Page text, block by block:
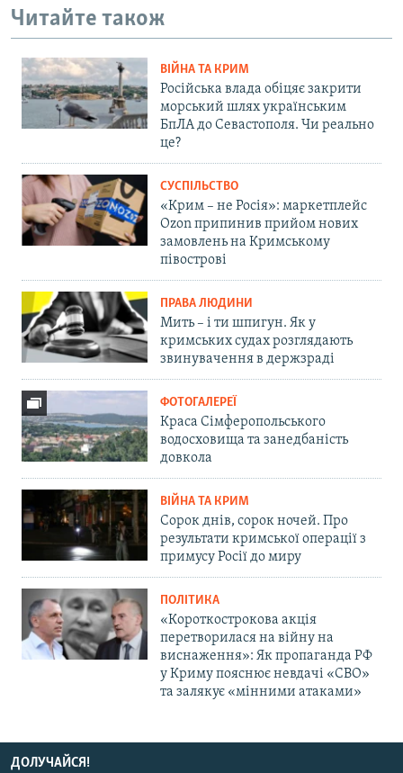
Читайте також
ВІЙНА ТА КРИМ
Російська влада обіцяє закрити
морський шлях українським
БпЛА до Севастополя. Чи реально
це?
СУСПІЛЬСТВО
«Крим – не Росія»: маркетплейс
Ozon припинив прийом нових
замовлень на Кримському
півострові
ПРАВА ЛЮДИНИ
Мить – і ти шпигун. Як у
кримських судах розглядають
звинувачення в держзраді
ФОТОГАЛЕРЕЇ
Краса Сімферопольського
водосховища та занедбаність
довкола
ВІЙНА ТА КРИМ
Сорок днів, сорок ночей. Про
результати кримської операції з
примусу Росії до миру
ПОЛІТИКА
«Короткострокова акція
перетворилася на війну на
виснаження»: Як пропаганда РФ
у Криму пояснює невдачі «СВО»
та залякує «мінними атаками»
ДОЛУЧАЙСЯ!